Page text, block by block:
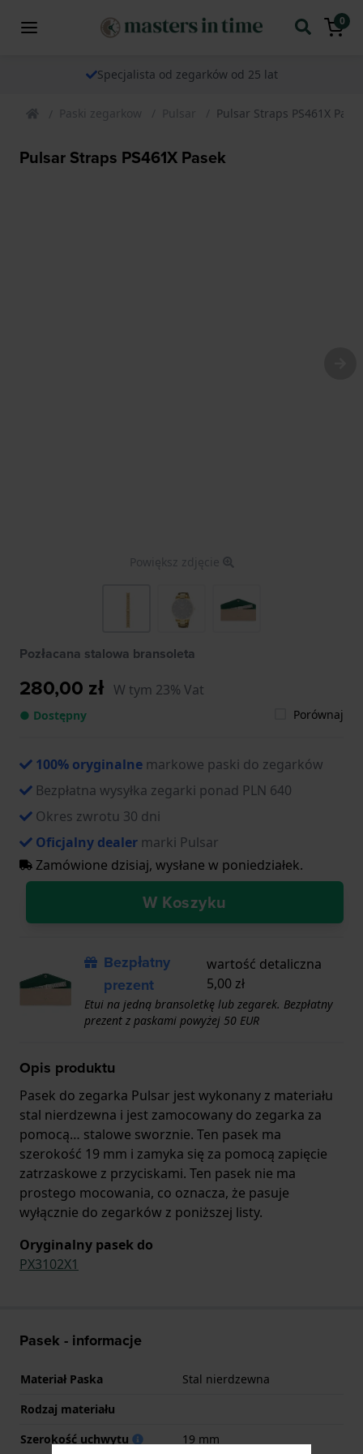
0
Specjalista od zegarków od 25 lat
Paski zegarkow Pulsar Pulsar Straps PS461X
Pulsar Straps PS461X Pasek
Powiększ zdjęcie
Pozłacana stalowa bransoleta
280,00 zł W tym 23% Vat
● Dostępny Porównaj
100% oryginalne markowe paski do zegarków
Bezpłatna wysyłka zegarki ponad PLN 640
Okres zwrotu 30 dni
Oficjalny dealer marki Pulsar
Zamówione dzisiaj, wysłane w poniedziałek.
W Koszyku
Bezpłatny
prezent
wartość detaliczna
5,00 zł
Etui na jedną bransoletkę lub zegarek. Bezpłatny
prezent z paskami powyżej 50 EUR
Opis produktu
Pasek do zegarka Pulsar jest wykonany z materiału
stal nierdzewna i jest zamocowany do zegarka za
pomocą… stalowe sworznie. Ten pasek ma
szerokość 19 mm i zamyka się za pomocą zapięcie
zatrzaskowe z przyciskami. Ten pasek nie ma
prostego mocowania, co oznacza, że pasuje
wyłącznie do zegarków z poniższej listy.
Oryginalny pasek do
PX3102X1
Pasek - informacje
Materiał Paska
Stal nierdzewna
Rodzaj materiału
Szerokość uchwytu
19 mm